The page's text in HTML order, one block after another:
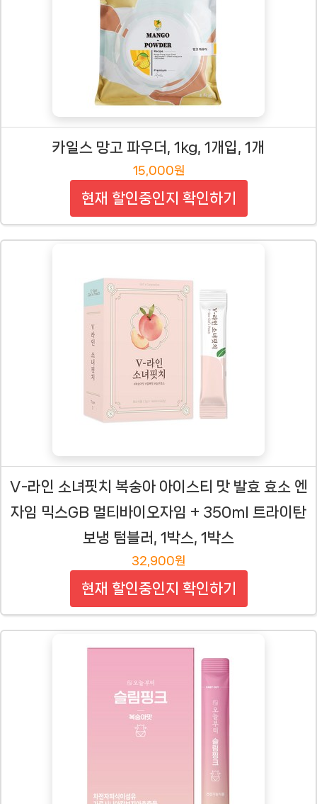
카일스 망고 파우더, 1kg, 1개입, 1개
15,000원
현재 할인중인지 확인하기
V-라인 소녀핏치 복숭아 아이스티 맛 발효 효소 엔
자임 믹스GB 멀티바이오자임 + 350ml 트라이탄
보냉 텀블러, 1박스, 1박스
32,900원
현재 할인중인지 확인하기